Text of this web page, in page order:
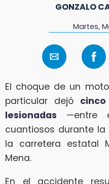
GONZALO
Martes,
El choque de un
particular dejó
lesionadas —entre
cuantiosos durante
la carretera estatal
Mena.
En el accidente